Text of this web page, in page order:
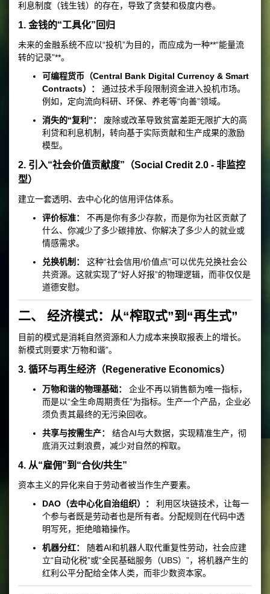
利息制度（钱生钱）的存在，导致了贪婪和极度内卷。
1. 金钱的“工具化”回归
未来的金融系统不应以“投机”为目的，而应成为一种**“能量流
转的记录”**。
可编程货币（Central Bank Digital Currency & Smart
Contracts）：
通过技术手段限制资金进入投机市场。
例如，定向流向科研、环保、养老等“向善”领域。
消失的“复利”：
废除或改革导致贫富差距无限扩大的高
利贷和利息机制，转向基于实际贡献和生产成果的激励
模型。
2. 引入“社会价值贡献度”（Social Credit 2.0 - 非监控
型）
建立一套透明、去中心化的信用评估体系。
评价标准：
不再是你有多少存款，而是你为社区贡献了
什么、你减少了多少碳排放、你解决了多少人的就业或
情感需求。
兑换机制：
这种“社会信用/价值点”可以优先兑换社会公
共资源。这就实现了“好人好报”的物理逻辑，而非仅仅是
道德安慰。
二、 经济模式：从“榨取式”到“再生式”
目前的模式是消耗自然资源和人力成本来换取报表上的增长。
新模式则要求“万物和谐”。
3. 循环与再生经济（Regenerative Economics）
万物和谐的物理基础：
企业不再以销售额为唯一指标，
而是以“全生命周期责任”为指标。生产一个产品，企业必
须负责其最终的无污染回收。
共享与按需生产：
结合AI与大数据，实现精准生产，彻
底消灭过剩浪费，减少对自然的榨取。
4. 从“雇佣”到“合伙/共生”
资本主义的异化来自于劳动者被当作生产要素。
DAO（去中心化自治组织）：
利用区块链技术，让每一
个参与者既是劳动者也是所有者。分配规则在代码中透
明写死，拒绝暗箱操作。
机器分红：
随着AI和机器人取代重复性劳动，社会应建
立“自动化税”或“全民基础服务（UBS）”，将机器产生的
红利公平分配给全体人类，而非少数资本家。